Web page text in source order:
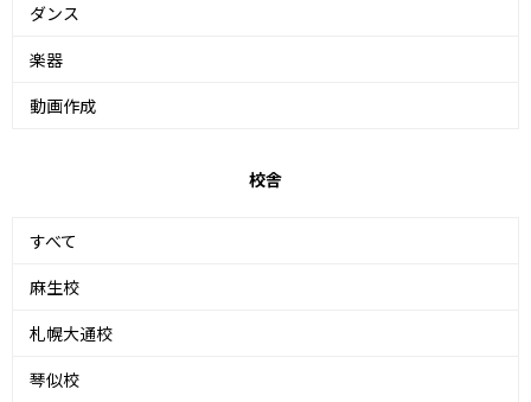
ダンス
楽器
動画作成
校舎
すべて
麻生校
札幌大通校
琴似校